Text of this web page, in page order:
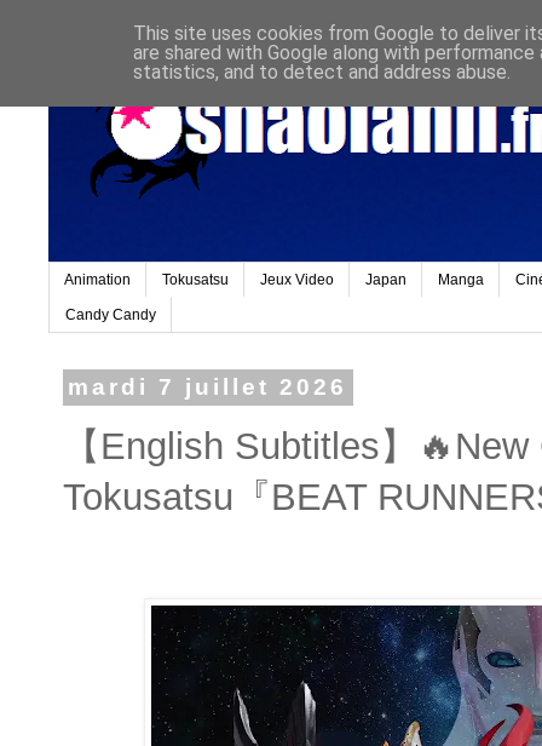
Animation Tokusatsu Jeux Video Japan Manga
Candy Candy
mardi 7 juillet 2026
【English Subtitles】
Tokusatsu『BEAT
This site uses cookies from Google to deliver
are shared with Google along with
statistics, and to detect and address abuse.